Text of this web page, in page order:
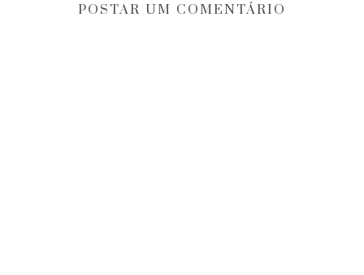
POSTAR UM COMENTÁRIO